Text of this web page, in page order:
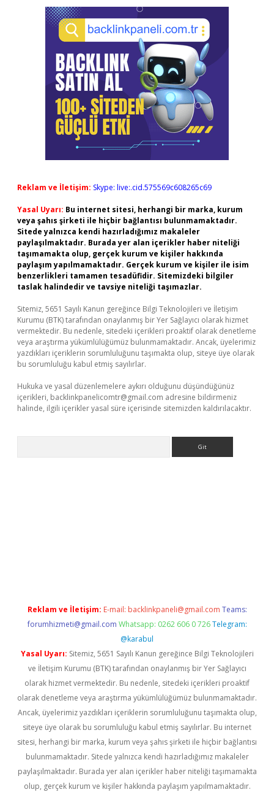
Reklam ve İletişim: Skype: live:.cid.575569c608265c69
Yasal Uyarı: Bu internet sitesi, herhangi bir marka, kurum
veya şahıs şirketi ile hiçbir bağlantısı bulunmamaktadır.
Sitede yalnızca kendi hazırladığımız makaleler
paylaşılmaktadır. Burada yer alan içerikler haber niteliği
taşımamakta olup, gerçek kurum ve kişiler hakkında
paylaşım yapılmamaktadır. Gerçek kurum ve kişiler ile isim
benzerlikleri tamamen tesadüfidir. Sitemizdeki bilgiler
taslak halindedir ve tavsiye niteliği taşımazlar.
Sitemiz, 5651 Sayılı Kanun gereğince Bilgi Teknolojileri ve İletişim
Kurumu (BTK) tarafından onaylanmış bir Yer Sağlayıcı olarak hizmet
vermektedir. Bu nedenle, sitedeki içerikleri proaktif olarak denetleme
veya araştırma yükümlülüğümüz bulunmamaktadır. Ancak, üyelerimiz
yazdıkları içeriklerin sorumluluğunu taşımakta olup, siteye üye olarak
bu sorumluluğu kabul etmiş sayılırlar.
Hukuka ve yasal düzenlemelere aykırı olduğunu düşündüğünüz
içerikleri, backlinkpanelicomtr@gmail.com adresine bildirmeniz
halinde, ilgili içerikler yasal süre içerisinde sitemizden kaldırılacaktır.
Reklam ve İletişim: E-mail: backlinkpaneli@gmail.com Teams:
forumhizmeti@gmail.com Whatsapp: 0262 606 0 726 Telegram:
@karabul
Yasal Uyarı: Sitemiz, 5651 Sayılı Kanun gereğince Bilgi Teknolojileri
ve İletişim Kurumu (BTK) tarafından onaylanmış bir Yer Sağlayıcı
olarak hizmet vermektedir. Bu nedenle, sitedeki içerikleri proaktif
olarak denetleme veya araştırma yükümlülüğümüz bulunmamaktadır.
Ancak, üyelerimiz yazdıkları içeriklerin sorumluluğunu taşımakta olup,
siteye üye olarak bu sorumluluğu kabul etmiş sayılırlar. Bu internet
sitesi, herhangi bir marka, kurum veya şahıs şirketi ile hiçbir bağlantısı
bulunmamaktadır. Sitede yalnızca kendi hazırladığımız makaleler
paylaşılmaktadır. Burada yer alan içerikler haber niteliği taşımamakta
olup, gerçek kurum ve kişiler hakkında paylaşım yapılmamaktadır.